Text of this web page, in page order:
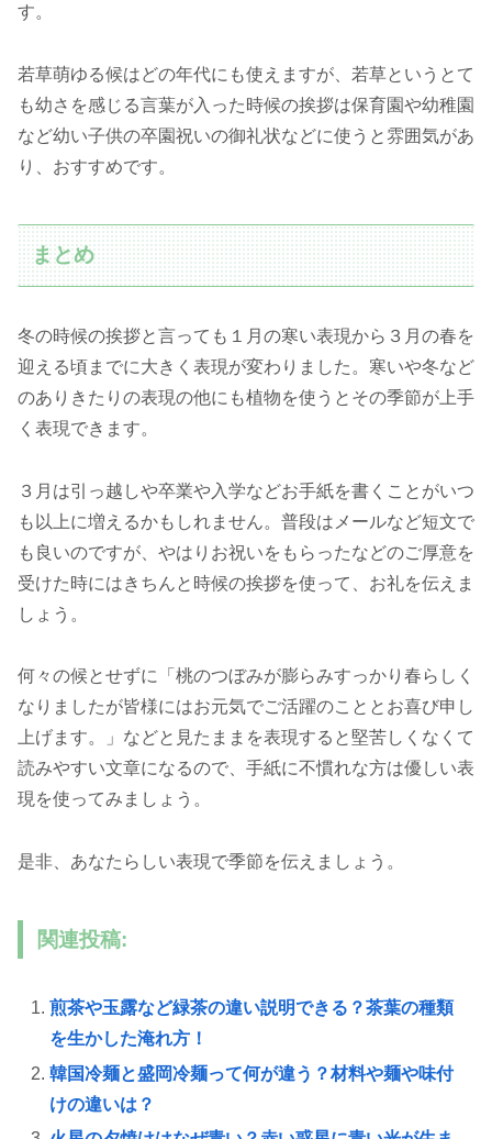
す。
若草萌ゆる候はどの年代にも使えますが、若草というとて
も幼さを感じる言葉が入った時候の挨拶は保育園や幼稚園
など幼い子供の卒園祝いの御礼状などに使うと雰囲気があ
り、おすすめです。
まとめ
冬の時候の挨拶と言っても１月の寒い表現から３月の春を
迎える頃までに大きく表現が変わりました。寒いや冬など
のありきたりの表現の他にも植物を使うとその季節が上手
く表現できます。
３月は引っ越しや卒業や入学などお手紙を書くことがいつ
も以上に増えるかもしれません。普段はメールなど短文で
も良いのですが、やはりお祝いをもらったなどのご厚意を
受けた時にはきちんと時候の挨拶を使って、お礼を伝えま
しょう。
何々の候とせずに「桃のつぼみが膨らみすっかり春らしく
なりましたが皆様にはお元気でご活躍のこととお喜び申し
上げます。」などと見たままを表現すると堅苦しくなくて
読みやすい文章になるので、手紙に不慣れな方は優しい表
現を使ってみましょう。
是非、あなたらしい表現で季節を伝えましょう。
関連投稿:
煎茶や玉露など緑茶の違い説明できる？茶葉の種類
を生かした淹れ方！
韓国冷麺と盛岡冷麺って何が違う？材料や麺や味付
けの違いは？